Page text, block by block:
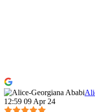
12:59 09 Apr 24